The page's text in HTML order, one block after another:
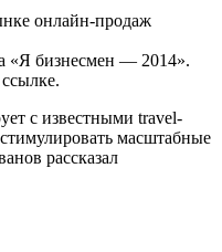
«Я бизнесмен — 2014».
с известными travel-
масштабные
рассказал